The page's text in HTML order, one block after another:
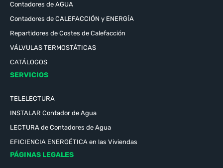
Contadores de AGUA
Contadores de CALEFACCIÓN y ENERGÍA
Repartidores de Costes de Calefacción
VÁLVULAS TERMOSTÁTICAS
CATÁLOGOS
SERVICIOS
TELELECTURA
INSTALAR Contador de Agua
LECTURA de Contadores de Agua
EFICIENCIA ENERGÉTICA en las Viviendas
PÁGINAS LEGALES